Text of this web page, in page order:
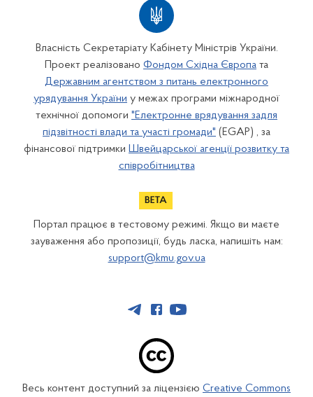
Власність Секретаріату Кабінету Міністрів України.
Проект реалізовано Фондом Східна Європа та
Державним агентством з питань електронного
урядування України у межах програми міжнародної
технічної допомоги "Електронне врядування задля
підзвітності влади та участі громади" (EGAP) , за
фінансової підтримки Швейцарської агенції розвитку та
співробітництва
Портал працює в тестовому режимі. Якщо ви маєте
зауваження або пропозиції, будь ласка, напишіть нам:
support@kmu.gov.ua
Весь контент доступний за ліцензією Creative Commons